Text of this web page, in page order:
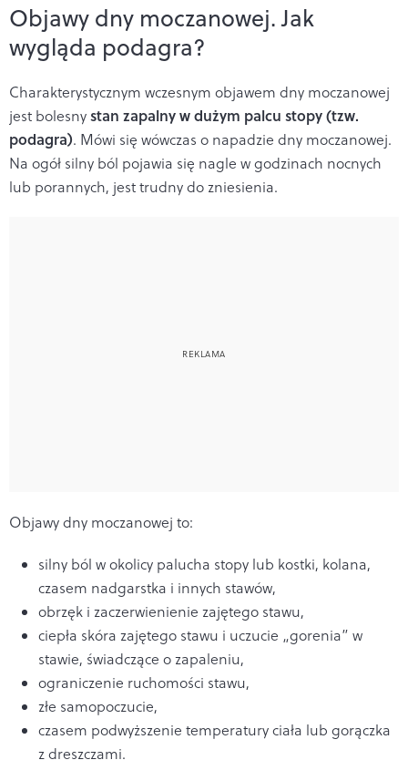
Objawy dny moczanowej. Jak
wygląda podagra?
Charakterystycznym wczesnym objawem dny moczanowej
jest bolesnystan zapalny w dużym palcu stopy (tzw.
podagra). Mówi się wówczas o napadzie dny moczanowej.
Na ogół silny ból pojawia się nagle w godzinach nocnych
lub porannych, jest trudny do zniesienia.
Objawy dny moczanowej to:
silny ból w okolicy palucha stopy lub kostki, kolana,
czasem nadgarstka i innych stawów,
obrzęk i zaczerwienienie zajętego stawu,
ciepła skóra zajętego stawu i uczucie „gorenia” w
stawie, świadczące o zapaleniu,
ograniczenie ruchomości stawu,
złe samopoczucie,
czasem podwyższenie temperatury ciała lub gorączka
z dreszczami.